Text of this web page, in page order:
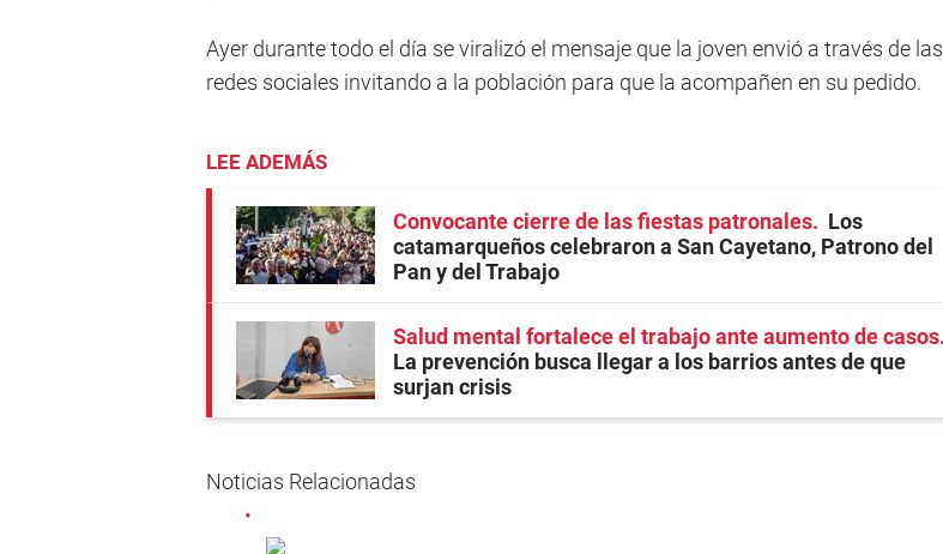
Ayer durante todo el día se viralizó el mensaje que la joven envió a través de las
redes sociales invitando a la población para que la acompañen en su pedido.
LEE ADEMÁS
Convocante cierre de las fiestas patronales
Los
catamarqueños celebraron a San Cayetano, Patrono del
Pan y del Trabajo
Salud mental fortalece el trabajo ante aumento de casos
La prevención busca llegar a los barrios antes de que
surjan crisis
Noticias Relacionadas